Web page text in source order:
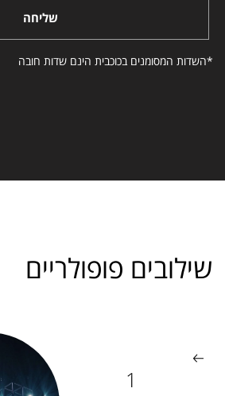
שליחה
*השדות המסומנים בכוכבית הינם שדות חובה
שילובים פופולריים